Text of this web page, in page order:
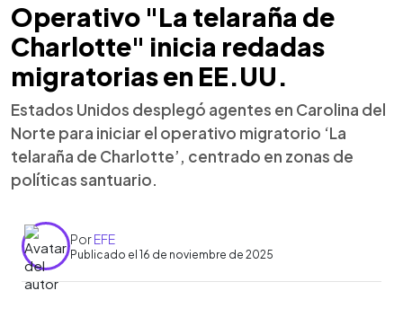
Operativo "La telaraña de
Charlotte" inicia redadas
migratorias en EE.UU.
Estados Unidos desplegó agentes en Carolina del
Norte para iniciar el operativo migratorio ‘La
telaraña de Charlotte’, centrado en zonas de
políticas santuario.
PorEFE
Publicado el 16 de noviembre de 2025